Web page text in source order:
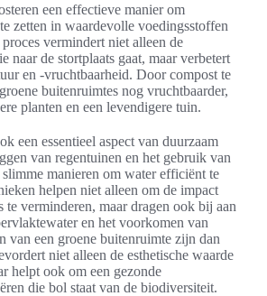
een effectieve manier om
zetten in waardevolle voedingsstoffen
vermindert niet alleen de
naar de stortplaats gaat, maar verbetert
en -vruchtbaarheid. Door compost te
buitenruimtes nog vruchtbaarder,
planten en een levendigere tuin.
een essentieel aspect van duurzaam
van regentuinen en het gebruik van
manieren om water efficiënt te
helpen niet alleen om de impact
te verminderen, maar dragen ook bij aan
en het voorkomen van
van een groene buitenruimte zijn dan
niet alleen de esthetische waarde
helpt ook om een gezonde
die bol staat van de biodiversiteit.